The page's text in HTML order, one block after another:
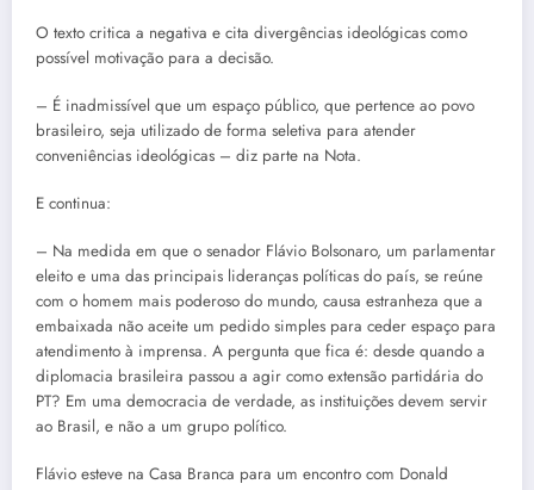
O texto critica a negativa e cita divergências ideológicas como
possível motivação para a decisão.
– É inadmissível que um espaço público, que pertence ao povo
brasileiro, seja utilizado de forma seletiva para atender
conveniências ideológicas – diz parte na Nota.
E continua:
– Na medida em que o senador Flávio Bolsonaro, um parlamentar
eleito e uma das principais lideranças políticas do país, se reúne
com o homem mais poderoso do mundo, causa estranheza que a
embaixada não aceite um pedido simples para ceder espaço para
atendimento à imprensa. A pergunta que fica é: desde quando a
diplomacia brasileira passou a agir como extensão partidária do
PT? Em uma democracia de verdade, as instituições devem servir
ao Brasil, e não a um grupo político.
Flávio esteve na Casa Branca para um encontro com Donald